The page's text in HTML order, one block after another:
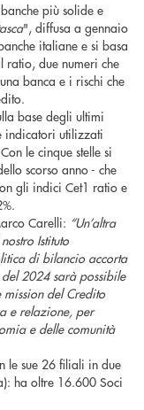
più solide e
", diffusa a gennaio
italiane e si basa
ratio, due numeri che
banca e i rischi che
base degli ultimi
indicatori utilizzati
le cinque stelle si
scorso anno - che
gli indici Cet1 ratio e
Carelli: “Un’altra
Istituto
di bilancio accorta
2024 sarà possibile
del Credito
e relazione, per
e delle comunità
le sue 26 filiali in due
ha oltre 16.600 Soci